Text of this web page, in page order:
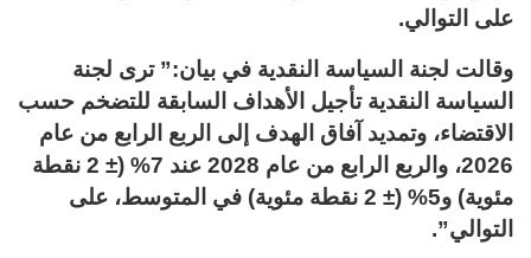
على التوالي.
وقالت لجنة السياسة النقدية في بيان:” ترى لجنة
السياسة النقدية تأجيل الأهداف السابقة للتضخم حسب
الاقتضاء، وتمديد آفاق الهدف إلى الربع الرابع من عام
2026، والربع الرابع من عام 2028 عند 7% (± 2 نقطة
مئوية) و5% (± 2 نقطة مئوية) في المتوسط، على
التوالي”.